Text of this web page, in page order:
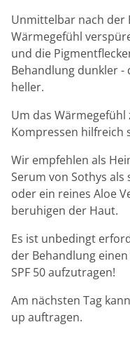
Unmittelbar nach der
Wärmegefühl
und die
Behandlung dunkler -
heller.
Um das
Kompressen hilfreich
Wir empfehlen als
Serum von Sothys
oder ein reines Aloe
beruhigen der Haut.
Es ist unbedingt
der Behandlung
SPF 50 aufzutragen!
Am nächsten Tag
up auftragen.